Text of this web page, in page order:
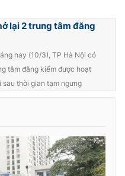
lại 2 trung tâm đăng
nay (10/3), TP Hà Nội có
tâm đăng kiểm được hoạt
sau thời gian tạm ngưng